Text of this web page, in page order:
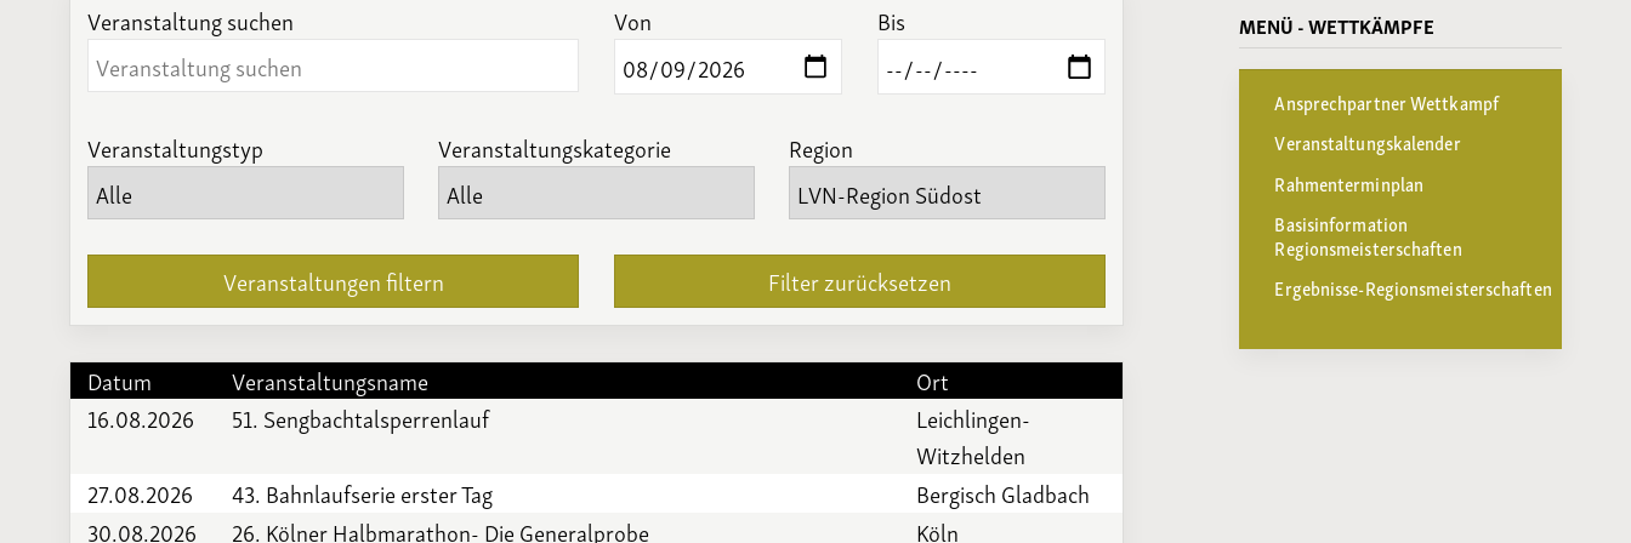
Veranstaltung suchen Von Bis
Veranstaltungstyp Veranstaltungskategorie Region
Veranstaltungen filtern Filter zurücksetzen
Datum Veranstaltungsname
Ort
16.08.2026
51. Sengbachtalsperrenlauf
Leichlingen-
Witzhelden
27.08.2026
43. Bahnlaufserie erster Tag
Bergisch Gladbach
30.08.2026
26. Kölner Halbmarathon- Die Generalprobe Köln
MENÜ - WETTKÄMPFE
Ansprechpartner Wettkampf
Veranstaltungskalender
Rahmenterminplan
Basisinformation
Regionsmeisterschaften
Ergebnisse-Regionsmeisterschaften